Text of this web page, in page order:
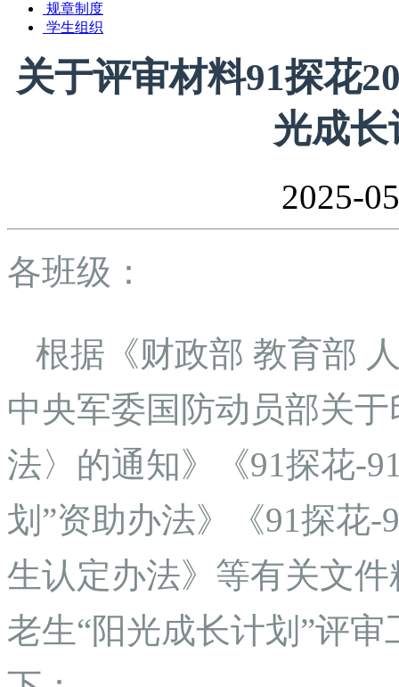
规章制度
学生组织
关于评审材料91探花
光成长
2025-
各班级：
根据《财政部 教育部
中央军委国防动员部关
法〉的通知》《91探花-
划”资助办法》《91探花
生认定办法》等有关文
老生“阳光成长计划”评